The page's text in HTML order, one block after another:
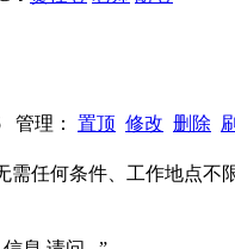
管理： 置顶 修改 删除
需任何条件、工作地点不